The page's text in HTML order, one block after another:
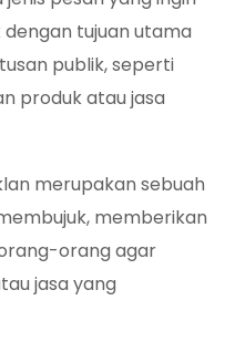
tujuan utama
publik, seperti
produk atau jasa
merupakan sebuah
memberikan
orang agar
jasa yang